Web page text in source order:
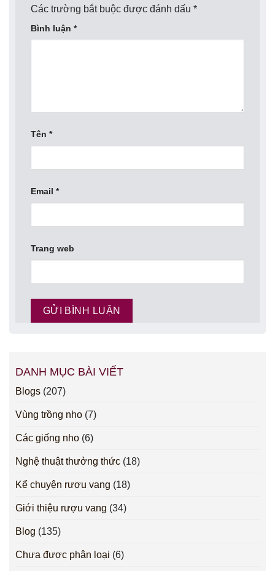
Các trường bắt buộc được đánh dấu *
Bình luận *
Tên *
Email *
Trang web
DANH MỤC BÀI VIẾT
Blogs (207)
Vùng trồng nho (7)
Các giống nho (6)
Nghệ thuật thưởng thức (18)
Kể chuyện rượu vang (18)
Giới thiệu rượu vang (34)
Blog (135)
Chưa được phân loại (6)